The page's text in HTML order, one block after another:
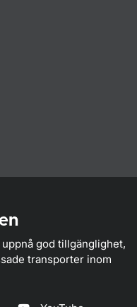
god tillgänglighet,
transporter inom